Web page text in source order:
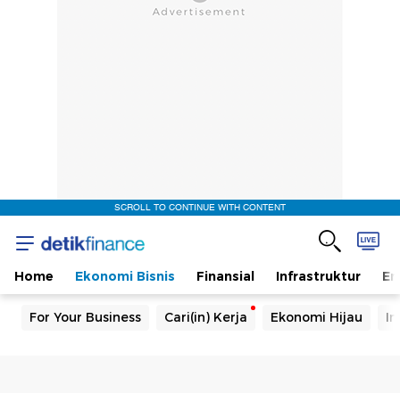
SCROLL TO CONTINUE WITH CONTENT
Home Ekonomi Bisnis Finansial Infrastruktur
For Your Business Cari(in) Kerja Ekonomi Hijau